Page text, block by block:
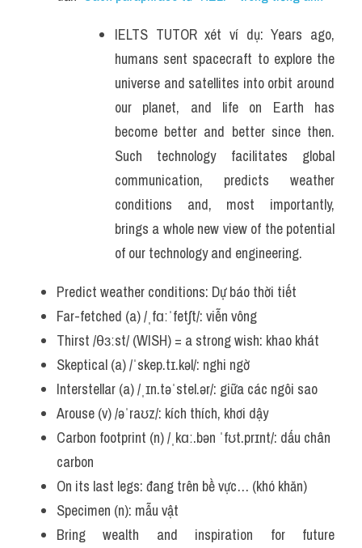
IELTS TUTOR xét ví dụ: Years ago,
humans sent spacecraft to explore the
universe and satellites into orbit around
our planet, and life on Earth has
become better and better since then.
Such technology facilitates global
communication, predicts weather
conditions and, most importantly,
brings a whole new view of the potential
of our technology and engineering.
Predict weather conditions: Dự báo thời tiết
Far-fetched (a) /ˌfɑːˈfetʃt/: viễn vông
Thirst /θɜːst/ (WISH) = a strong wish: khao khát
Skeptical (a)/ˈskep.tɪ.kəl/: nghi ngờ
Interstellar (a) /ˌɪn.təˈstel.ər/: giữa các ngôi sao
Arouse (v) /əˈraʊz/: kích thích, khơi dậy
Carbon footprint (n) /ˌkɑː.bən ˈfʊt.prɪnt/: dấu chân
carbon
On its last legs: đang trên bề vực… (khó khăn)
Specimen (n): mẫu vật
Bring wealth and inspiration for future